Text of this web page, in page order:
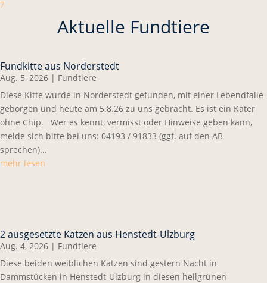
7
Aktuelle Fundtiere
Fundkitte aus Norderstedt
Aug. 5, 2026 | Fundtiere
Diese Kitte wurde in Norderstedt gefunden, mit einer Lebendfalle
geborgen und heute am 5.8.26 zu uns gebracht. Es ist ein Kater
ohne Chip. Wer es kennt, vermisst oder Hinweise geben kann,
melde sich bitte bei uns: 04193 / 91833 (ggf. auf den AB
sprechen)...
mehr lesen
2 ausgesetzte Katzen aus Henstedt-Ulzburg
Aug. 4, 2026 | Fundtiere
Diese beiden weiblichen Katzen sind gestern Nacht in
Dammstücken in Henstedt-Ulzburg in diesen hellgrünen